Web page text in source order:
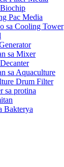
Pac Media
sa Cooling Tower
sa Mixer
sa Aquaculture
Drum Filter
sa protina
Bakterya